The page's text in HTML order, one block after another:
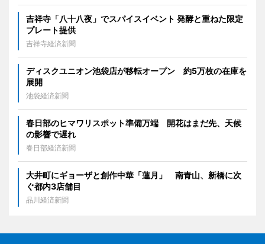
吉祥寺「八十八夜」でスパイスイベント 発酵と重ねた限定
プレート提供
吉祥寺経済新聞
ディスクユニオン池袋店が移転オープン 約5万枚の在庫を
展開
池袋経済新聞
春日部のヒマワリスポット準備万端 開花はまだ先、天候
の影響で遅れ
春日部経済新聞
大井町にギョーザと創作中華「蓮月」 南青山、新橋に次
ぐ都内3店舗目
品川経済新聞